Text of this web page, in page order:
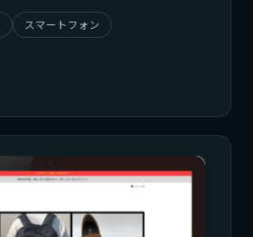
スマートフォン